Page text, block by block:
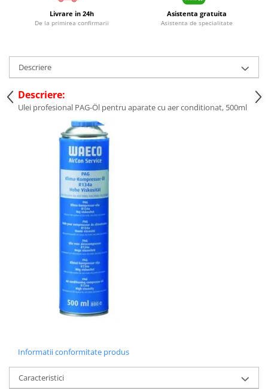
Livrare in 24h
De la primirea confirmarii
Asistenta gratuita
Asistenta de specialitate
Descriere
Descriere:
Ulei profesional PAG-Öl pentru aparate cu aer conditionat, 500ml
Informatii conformitate produs
Caracteristici